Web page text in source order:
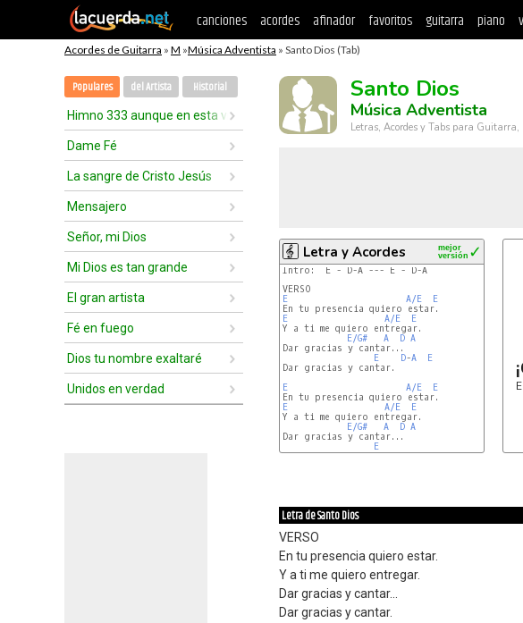
canciones acordes afinador favoritos guitarra piano
Acordes de Guitarra » M »Música Adventista » Santo Dios (Tab)
Populares del Artista Historial
Himno 333 aunque en esta vida
Dame Fé
La sangre de Cristo Jesús
Mensajero
Señor, mi Dios
Mi Dios es tan grande
El gran artista
Fé en fuego
Dios tu nombre exaltaré
Unidos en verdad
Santo Dios
Música Adventista
Letras, Acordes y Tabs para Guitarra,
Letra y Acordes ✓
mejor
versión
Intro:  E - D-A --- E - D-A
E
A/E
E
E
A/E
E
Y a ti me quiero entregar.
E/G#
A D A
Dar gracias y cantar...
E
D-A
E
Dar gracias y cantar.
E
A/E
E
E
A/E
E
Y a ti me quiero entregar.
E/G#
A D A
Dar gracias y cantar...
E
Letra de Santo Dios
VERSO
En tu presencia quiero estar.
Y a ti me quiero entregar.
Dar gracias y cantar...
Dar gracias y cantar.